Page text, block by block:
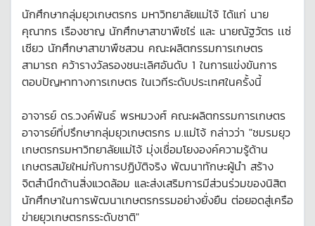
นักศึกษากลุ่มยุวเกษตรกร มหาวิทยาลัยแม่โจ้ ได้แก่ นาย
คุณากร เรืองชาญ นักศึกษาสาขาพืชไร่ และ นายณัฐวัตร เเซ่
เซียว นักศึกษาสาขาพืชสวน คณะผลิตกรรมการเกษตร
สามารถ คว้ารางวัลรองชนะเลิศอันดับ 1 ในการแข่งขันการ
ตอบปัญหาทางการเกษตร ในเวทีระดับประเทศในครั้งนี้
อาจารย์ ดร.วงค์พันธ์ พรหมวงศ์ คณะผลิตกรรมการเกษตร
อาจารย์ที่ปรึกษากลุ่มยุวเกษตรกร ม.แม่โจ้ กล่าวว่า "ชมรมยุว
เกษตรกรมหาวิทยาลัยแม่โจ้ มุ่งเชื่อมโยงองค์ความรู้ด้าน
เกษตรสมัยใหม่กับการปฏิบัติจริง พัฒนาทักษะผู้นำ สร้าง
จิตสำนึกด้านสิ่งแวดล้อม และส่งเสริมการมีส่วนร่วมของนิสิต
นักศึกษาในการพัฒนาเกษตรกรรมอย่างยั่งยืน ต่อยอดสู่เครือ
ข่ายยุวเกษตรกรระดับชาติ"